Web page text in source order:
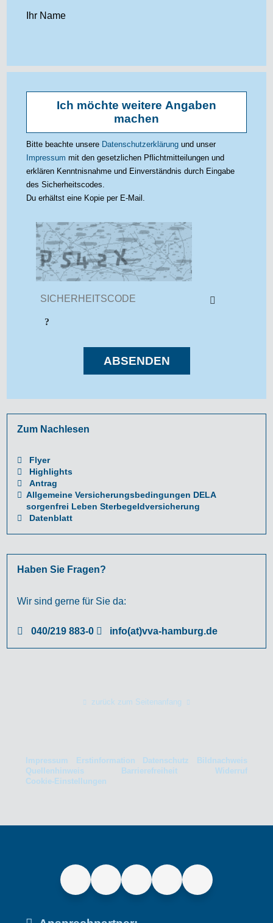
Ihr Name
Geburtsdatum
Telefon
Strasse
PLZ / Ort
Möchtest du dein Anliegen konkretisieren?
Ich wünsche keine Anrufe (nur E-Mail)
Ich möchte weitere Angaben
machen
Bitte beachte unsere Datenschutzerklärung und unser
Impressum mit den gesetzlichen Pflichtmitteilungen und
erklären Kenntnisnahme und Einverständnis durch Eingabe
des Sicherheitscodes.
Du erhältst eine Kopie per E-Mail.
ABSENDEN
Zum Nachlesen
Flyer
Highlights
Antrag
Allgemeine Versicherungsbedingungen DELA
sorgenfrei Leben Sterbegeldversicherung
Datenblatt
Haben Sie Fragen?
Wir sind gerne für Sie da:
040/219 883-0 info(at)vva-hamburg.de
zurück zum Seitenanfang
Impressum Erstinformation Datenschutz
Bildnachweis
Quellenhinweis
Barrierefreiheit
Widerruf
Cookie-Einstellungen